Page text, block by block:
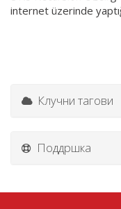
internet üzerinde
Клучни тагови
Поддршка